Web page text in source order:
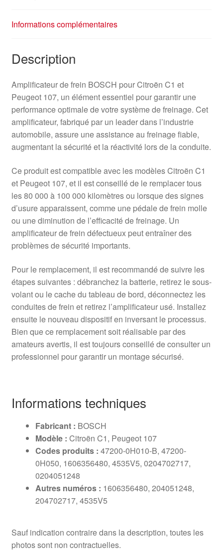
Informations complémentaires
Description
Amplificateur de frein BOSCH pour Citroën C1 et
Peugeot 107, un élément essentiel pour garantir une
performance optimale de votre système de freinage. Cet
amplificateur, fabriqué par un leader dans l’industrie
automobile, assure une assistance au freinage fiable,
augmentant la sécurité et la réactivité lors de la conduite.
Ce produit est compatible avec les modèles Citroën C1
et Peugeot 107, et il est conseillé de le remplacer tous
les 80 000 à 100 000 kilomètres ou lorsque des signes
d’usure apparaissent, comme une pédale de frein molle
ou une diminution de l’efficacité de freinage. Un
amplificateur de frein défectueux peut entraîner des
problèmes de sécurité importants.
Pour le remplacement, il est recommandé de suivre les
étapes suivantes : débranchez la batterie, retirez le sous-
volant ou le cache du tableau de bord, déconnectez les
conduites de frein et retirez l’amplificateur usé. Installez
ensuite le nouveau dispositif en inversant le processus.
Bien que ce remplacement soit réalisable par des
amateurs avertis, il est toujours conseillé de consulter un
professionnel pour garantir un montage sécurisé.
Informations techniques
Fabricant : BOSCH
Modèle : Citroën C1, Peugeot 107
Codes produits : 47200-0H010-B, 47200-
0H050, 1606356480, 4535V5, 0204702717,
0204051248
Autres numéros : 1606356480, 204051248,
204702717, 4535V5
Sauf indication contraire dans la description, toutes les
photos sont non contractuelles.